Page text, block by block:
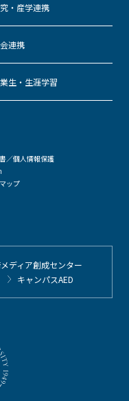
・産学連携
連携
生・生涯学習
／個人情報保護
ップ
ディア創成センター
キャンパスAED